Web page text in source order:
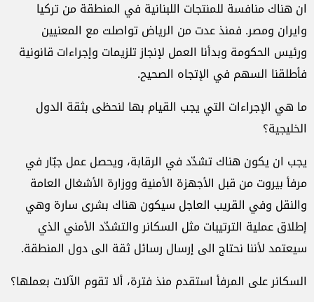
ان هناك منافسة للمنتجات اللبنانية في المنطقة من تركيا
وايران ومصر. فمنذ عدت من الرياض تواصلت مع المعنيين
ورئيس الحكومة وبدأنا العمل لإنجاز تلزيمات وإجراءات قانونية
فأطلقنا السهم في الإتجاه الصحيح.
ما هي الإجراءات التي يجب القيام بها لنحظى بثقة الدول
الخليجية؟
يجب ان يكون هناك تشدّد في الرقابة، ويحصل عمل جبّار في
مرفأ بيروت من قبل الأجهزة الأمنية ووزارة الأشغال العامة
والنقل وفي القريب العاجل سيكون هناك بشرى سارة وهي
إطلاق عملية الترتيبات مثل السكانر والتشدّد الأمني الذي
سيعتمد لأننا نحتاج الى إرسال رسائل ثقة الى دول المنطقة.
السكانر على المرفأ استقدم منذ فترة، ألا تقوم الآلات بعملها؟